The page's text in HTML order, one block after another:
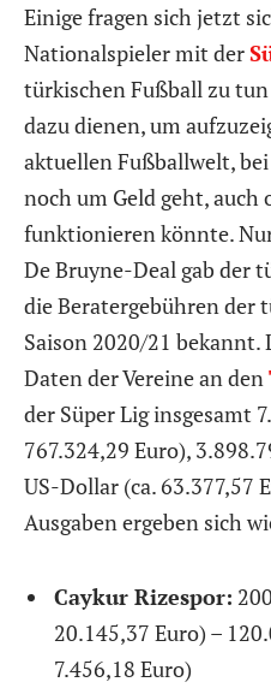
Einige fragen sich jetzt
Nationalspieler mit der
türkischen Fußball zu
dazu dienen, um
aktuellen Fußballwelt,
noch um Geld geht,
funktionieren könnte.
De Bruyne-Deal gab der
die Beratergebühren der
Saison 2020/21
Daten der Vereine an den
der Süper Lig insgesamt
767.324,29 Euro),
US-Dollar (ca. 63.377,57
Ausgaben ergeben sich
Caykur Rizespor:
20.145,37 Euro) –
7.456,18 Euro)